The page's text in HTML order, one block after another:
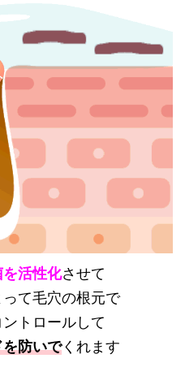
を活性化させて
て毛穴の根元で
トロールして
防いでくれます